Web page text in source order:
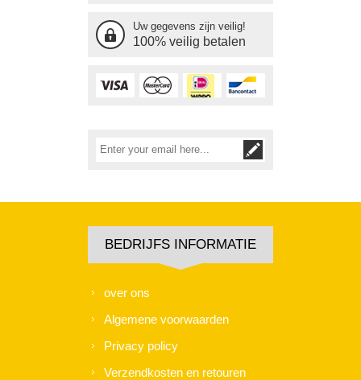
Uw gegevens zijn veilig!
100% veilig betalen
BEDRIJFS INFORMATIE
over ons
Algemene voorwaarden
Privacy policy
Verzendkosten en retouren